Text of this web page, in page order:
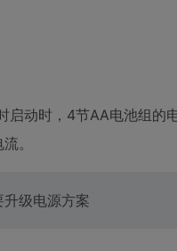
动时，4节AA电池组的
。
级电源方案